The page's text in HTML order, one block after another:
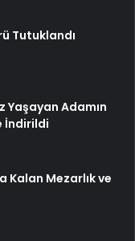
Tutuklandı
Yaşayan Adamın
İndirildi
Kalan Mezarlık ve